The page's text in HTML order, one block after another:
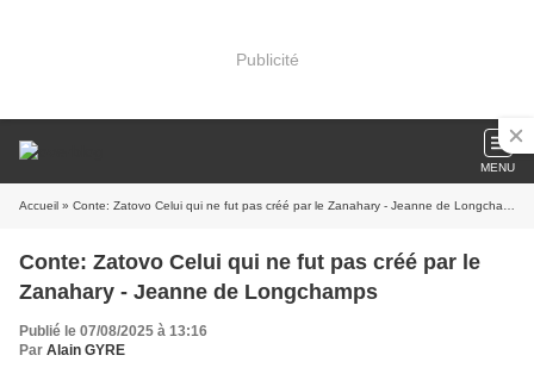
Publicité
MENU
Accueil » Conte: Zatovo Celui qui ne fut pas créé par le Zanahary - Jeanne de Longchamps
Conte: Zatovo Celui qui ne fut pas créé par le
Zanahary - Jeanne de Longchamps
Publié le 07/08/2025 à 13:16
Par Alain GYRE